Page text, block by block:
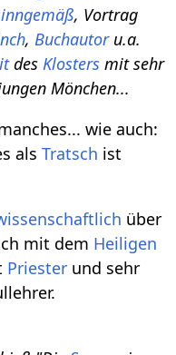
, Vortrag
,Buchautoru.a.
desKlosters mit sehr
Mönchen...
wie auch:
alsTratsch ist
über
mit dem Heiligen
Priester und sehr